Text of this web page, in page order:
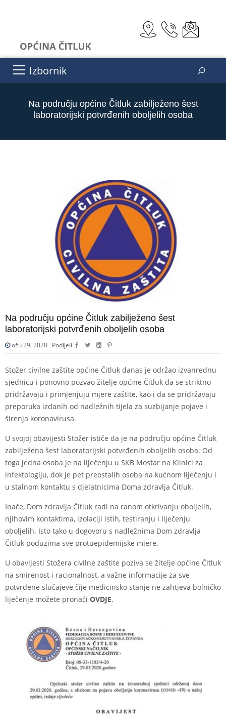
Izbornik
Na području općine Čitluk zabilježeno šest
laboratorijski potvrđenih oboljelih osoba
Na području općine Čitluk zabilježeno šest
laboratorijski potvrđenih oboljelih osoba
ožu 29, 2020 Podijeli
Stožer civilne zaštite općine Čitluk danas je održao izvanrednu
sjednicu i ponovno pozvao žitelje općine Čitluk da se striktno
pridržavaju i primjenjuju mjere zaštite, kao i da se pridržavaju
preporuka izdanih od nadležnih tijela za suzbijanje pojave i
širenja koronavirusa.
U svojoj obavijesti Stožer ističe da je na području općine Čitluk
zabilježeno šest laboratorijski potvrđenih oboljelih osoba. Od
toga jedna osoba je na liječenju u SKB Mostar na Klinici za
infektologiju, dok je pet preostalih osoba na kućnom liječenju i
u stalnom kontaktu s djelatnicima Doma zdravlja Čitluk.
Inače, Dom zdravlja Čitluk radi na ranom otkrivanju oboljelih,
njihovim kontaktima, izolaciji istih, testiranju i liječenju
oboljelih. Isto tako u dogovoru s nadležnima Dom zdravlja
Čitluk poduzima sve protuepidemijske mjere.
U obavijesti Stožera civilne zaštite poziva se žitelje općine Čitluk
na smirenost i racionalnost, a važne informacije za sve
potvrđene slučajeve čije medicinsko stanje ne zahtjeva bolničko
liječenje možete pronaći OVDJE.